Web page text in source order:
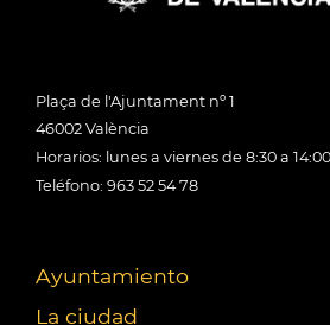
Plaça de l'Ajuntament nº 1
46002 València
Horarios: lunes a viernes de 8:30 a
Teléfono: 963 52 54 78
Ayuntamiento
La ciudad